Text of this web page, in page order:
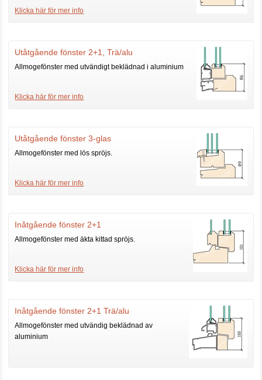
Klicka här för mer info
Utåtgående fönster 2+1, Trä/alu
Allmogefönster med utvändigt beklädnad i aluminium
Klicka här för mer info
Utåtgående fönster 3-glas
Allmogefönster med lös spröjs.
Klicka här för mer info
Inåtgående fönster 2+1
Allmogefönster med äkta kittad spröjs.
Klicka här för mer info
Inåtgående fönster 2+1 Trä/alu
Allmogefönster med utvändig beklädnad av
aluminium